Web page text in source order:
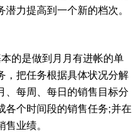
力提高到一个新的档次。
是做到月月有进帐的单
，把任务根据具体状况分解
、每周、每日的销售目标分
各个时间段的销售任务;并在
业绩。